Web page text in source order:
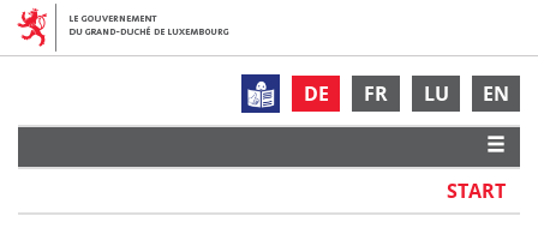
DE FR LU EN
START